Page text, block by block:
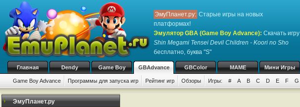
ЭмуПланет.ру: Старые игры на новых
платформах!
Эмулятор GBA (Game Boy Advance): Скачать игру
Shin Megami Tensei Devil Children - Koori no Sho
бесплатно, буква "S"
Главная Dendy Game Boy GBAdvance GBColor MAME Мини Игры
Game Boy Advance Программы для запуска игр Рейтинг игр Обзоры Игры: # A B C D E F G
ЭмуПланет.ру